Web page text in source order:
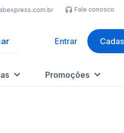
Fale conosco
Entrar
Promoções